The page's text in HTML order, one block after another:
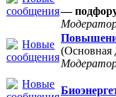
—
(Основная